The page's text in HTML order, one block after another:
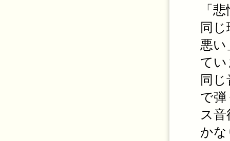
「
同
悪
てい
同
で
ス
か